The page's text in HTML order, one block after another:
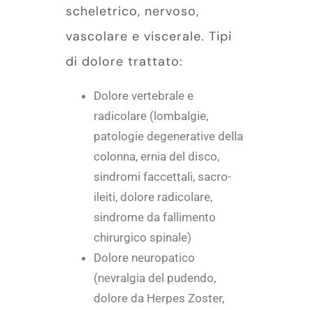
scheletrico, nervoso,
vascolare e viscerale. Tipi
di dolore trattato:
Dolore vertebrale e
radicolare (lombalgie,
patologie degenerative della
colonna, ernia del disco,
sindromi faccettali, sacro-
ileiti, dolore radicolare,
sindrome da fallimento
chirurgico spinale)
Dolore neuropatico
(nevralgia del pudendo,
dolore da Herpes Zoster,